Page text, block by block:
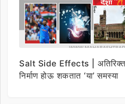
Salt Side Effects | अतिरिक्त
निर्माण होऊ शकतात ‘या’ समस्या